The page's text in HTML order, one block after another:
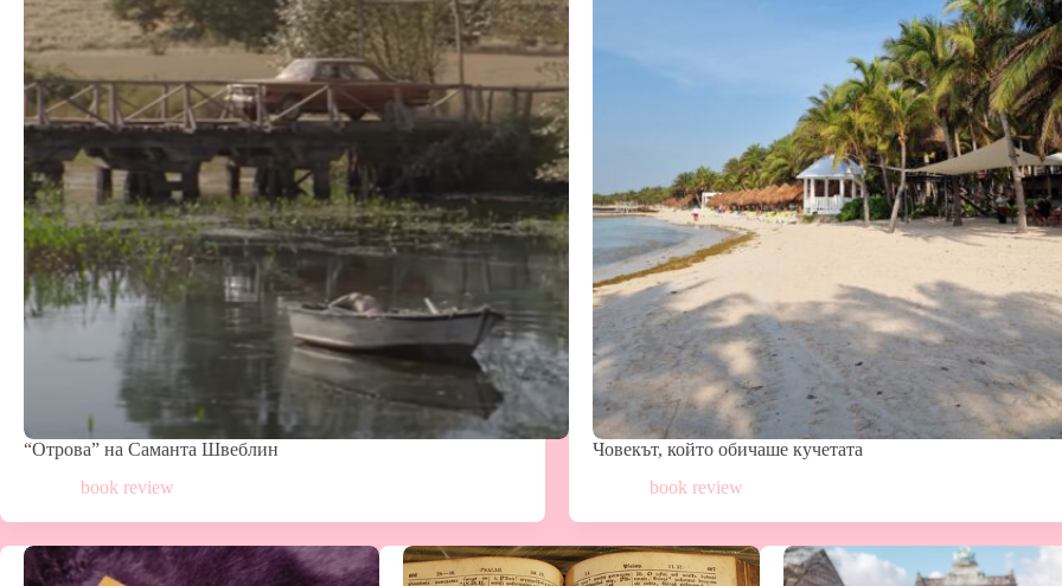
“Отрова” на Саманта Швеблин
book review
Човекът, който обичаше кучетата
book review